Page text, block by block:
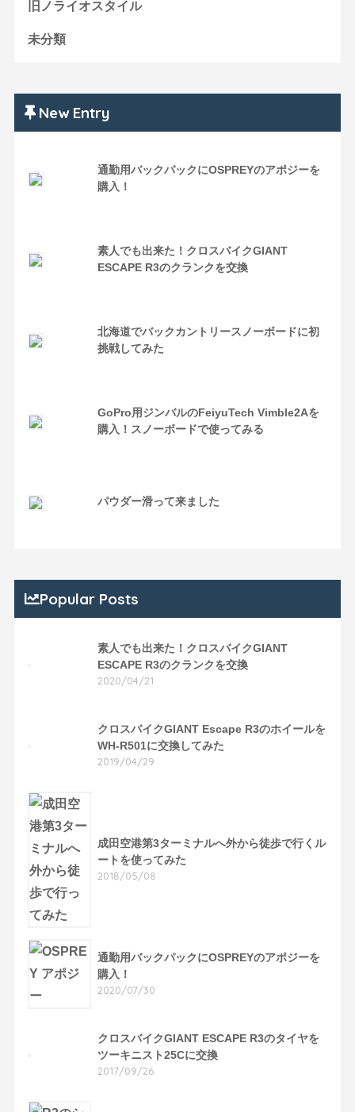
旧ノライオスタイル
未分類
New Entry
通勤用バックパックにOSPREYのアポジーを
購入！
素人でも出来た！クロスバイクGIANT
ESCAPE R3のクランクを交換
北海道でバックカントリースノーボードに初
挑戦してみた
GoPro用ジンバルのFeiyuTech Vimble2Aを
購入！スノーボードで使ってみる
パウダー滑って来ました
Popular Posts
素人でも出来た！クロスバイクGIANT
ESCAPE R3のクランクを交換
2020/04/21
クロスバイクGIANT Escape R3のホイールを
WH-R501に交換してみた
2019/04/29
成田空港第3ターミナルへ外から徒歩で行くル
ートを使ってみた
2018/05/08
通勤用バックパックにOSPREYのアポジーを
購入！
2020/07/30
クロスバイクGIANT ESCAPE R3のタイヤを
ツーキニスト25Cに交換
2017/09/26